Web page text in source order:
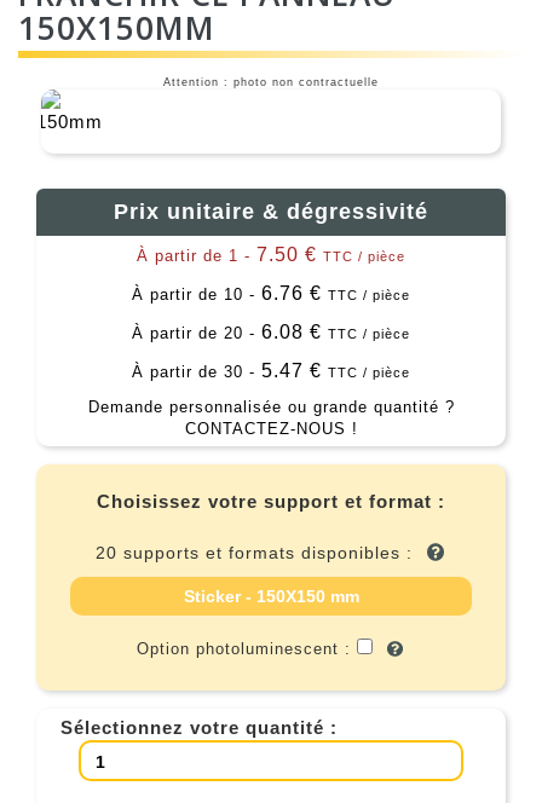
150X150MM
Attention : photo non contractuelle
Prix unitaire & dégressivité
À partir de 1 - 7.50 € TTC / pièce
À partir de 10 - 6.76 € TTC / pièce
À partir de 20 - 6.08 € TTC / pièce
À partir de 30 - 5.47 € TTC / pièce
Demande personnalisée ou grande quantité ?
CONTACTEZ-NOUS !
Choisissez votre support et format :
20 supports et formats disponibles :
Sticker - 150X150 mm
Option photoluminescent :
Sélectionnez votre quantité :